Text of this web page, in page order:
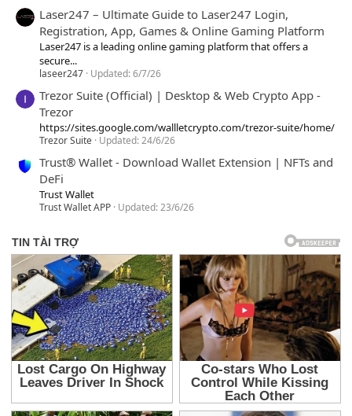
Laser247 – Ultimate Guide to Laser247 Login,
Registration, App, Games & Online Gaming Platform
Laser247 is a leading online gaming platform that offers a
secure...
laseer247 Updated:6/7/26
Trezor Suite (Official) | Desktop & Web Crypto App -
Trezor
https://sites.google.com/wallletcrypto.com/trezor-suite/home/
Trezor Suite Updated:24/6/26
Trust® Wallet - Download Wallet Extension | NFTs and
DeFi
Trust Wallet
Trust Wallet APP Updated:23/6/26